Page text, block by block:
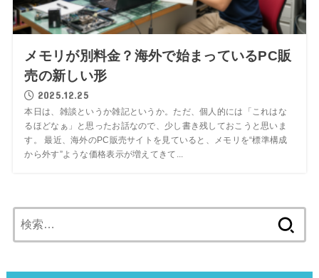
メモリが別料金？海外で始まっているPC販
売の新しい形
2025.12.25
本日は、雑談というか雑記というか。ただ、個人的には「これはな
るほどなぁ」と思ったお話なので、少し書き残しておこうと思いま
す。 最近、海外のPC販売サイトを見ていると、メモリを“標準構成
から外す”ような価格表示が増えてきて...
索: